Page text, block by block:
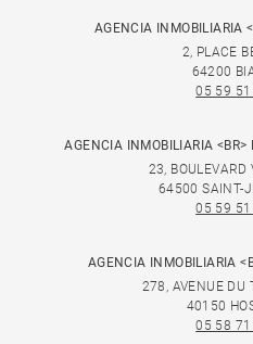
AGENCIA INMOBILIARIA
2, PLACE
64200
05 59 51
AGENCIA INMOBILIARIA
23, BOULEVARD
64500 SAINT-
05 59 51
AGENCIA INMOBILIARIA
278, AVENUE DU
40150
05 58